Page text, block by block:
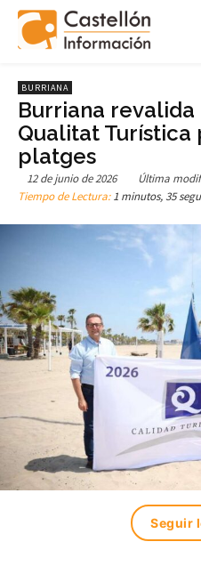
BURRIANA
Burriana revalida
Qualitat Turística
platges
12 de junio de 2026 Última
Tiempo de Lectura:1 minutos, 35
Seguir